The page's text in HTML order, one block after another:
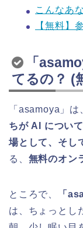
こんなあ
【無料】
「
てるの？ (
「asamoya」
ちが AI につい
場として、そし
る、 無料のオン
ところで、 「
は、ちょっとし